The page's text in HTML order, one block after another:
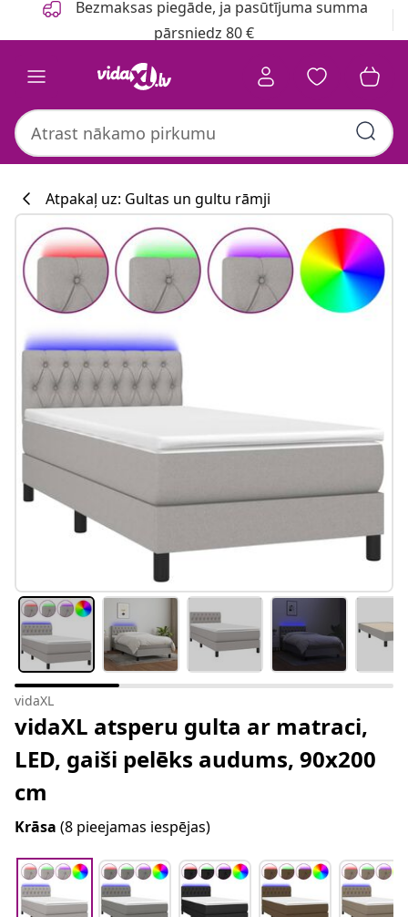
Bezmaksas piegāde, ja pasūtījuma summa
pārsniedz 80 €
Atpakaļ uz: Gultas un gultu rāmji
vidaXL
vidaXL atsperu gulta ar matraci,
LED, gaiši pelēks audums, 90x200
cm
Krāsa (8 pieejamas iespējas)